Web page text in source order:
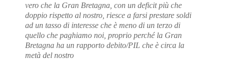
vero che la Gran Bretagna, con un deficit più che
doppio rispetto al nostro, riesce a farsi prestare soldi
ad un tasso di interesse che è meno di un terzo di
quello che paghiamo noi, proprio perché la Gran
Bretagna ha un rapporto debito/PIL che è circa la
metà del nostro